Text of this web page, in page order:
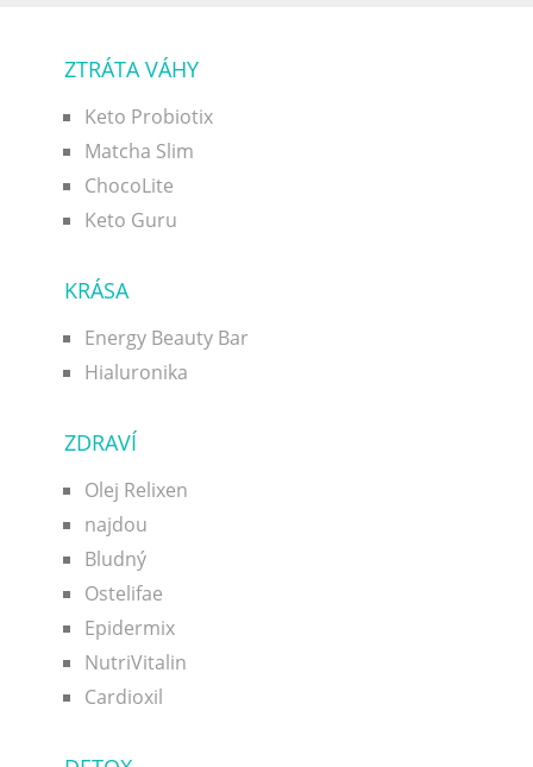
ZTRÁTA VÁHY
Keto Probiotix
Matcha Slim
ChocoLite
Keto Guru
KRÁSA
Energy Beauty Bar
Hialuronika
ZDRAVÍ
Olej Relixen
najdou
Bludný
Ostelifae
Epidermix
NutriVitalin
Cardioxil